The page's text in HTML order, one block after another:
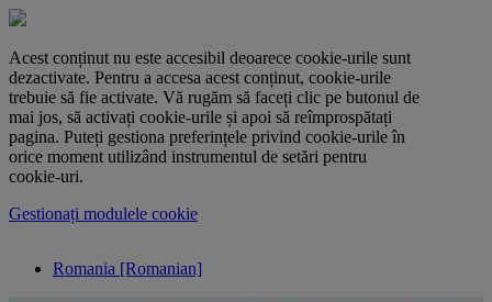
Acest conținut nu este accesibil deoarece cookie-urile sunt
dezactivate. Pentru a accesa acest conținut, cookie-urile
trebuie să fie activate. Vă rugăm să faceți clic pe butonul de
mai jos, să activați cookie-urile și apoi să reîmprospătați
pagina. Puteți gestiona preferințele privind cookie-urile în
orice moment utilizând instrumentul de setări pentru
cookie-uri.
Gestionați modulele cookie
Romania [Romanian]